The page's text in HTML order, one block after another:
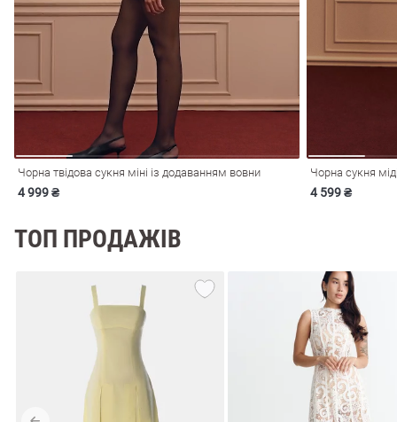
Чорна твідова сукня міні із додаванням вовни
4 999 ₴
Чорна сукня
4 599 ₴
ТОП ПРОДАЖІВ